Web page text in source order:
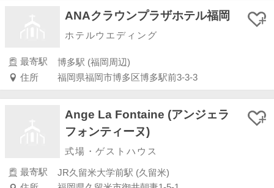
ANAクラウンプラザホテル福岡
ホテルウエディング
最寄駅
博多駅 (福岡周辺)
住所
福岡県福岡市博多区博多駅前3-3-3
Ange La Fontaine (アンジェラ
フォンティーヌ)
式場・ゲストハウス
最寄駅
JR久留米大学前駅 (久留米)